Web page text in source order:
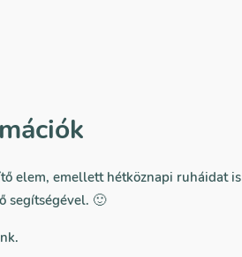
elem, emellett hétköznapi ruháidat is
segítségével. 🙂